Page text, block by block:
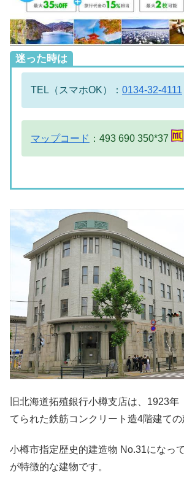
迷った時は
TEL（スマホOK）： 0134-32-4111
マップコード ：493 690 350*37
旧北海道拓殖銀行小樽支店は、1923年
てられた鉄筋コンクリート造4階建ての
小樽市指定歴史的建造物 No.31になっ
が特徴的な建物です。